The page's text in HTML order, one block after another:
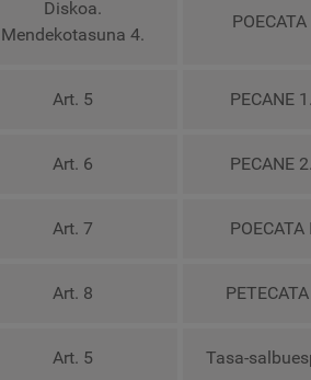
Diskoa.
Mendekotasuna 4.
POECATA
Art. 5 PECANE
Art. 6 PECANE
Art. 7 POECATA
Art. 8
Art. 5 Tasa-